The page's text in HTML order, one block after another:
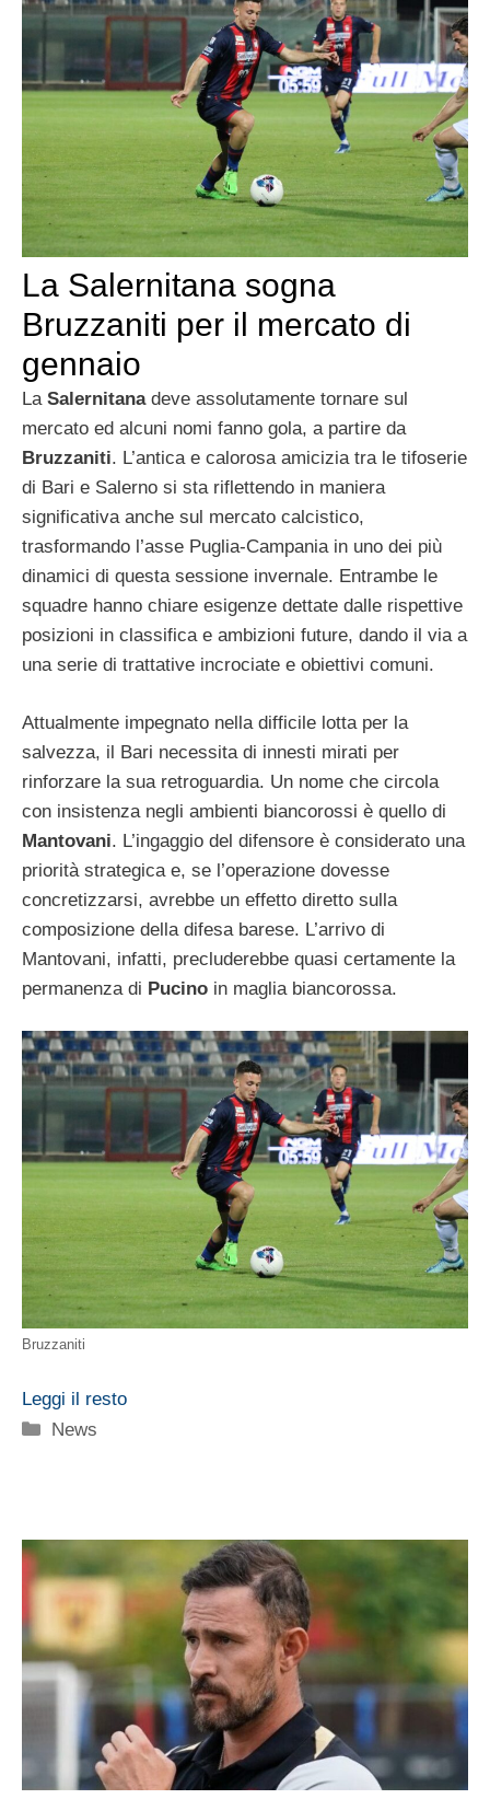
La Salernitana sogna
Bruzzaniti per il mercato di
gennaio
La Salernitanadeve assolutamente tornare sul
mercato ed alcuni nomi fanno gola, a partire da
Bruzzaniti. L’antica e calorosa amicizia tra le tifoserie
di Bari e Salerno si sta riflettendo in maniera
significativa anche sul mercato calcistico,
trasformando l’asse Puglia-Campania in uno dei più
dinamici di questa sessione invernale. Entrambe le
squadre hanno chiare esigenze dettate dalle rispettive
posizioni in classifica e ambizioni future, dando il via a
una serie di trattative incrociate e obiettivi comuni.
Attualmente impegnato nella difficile lotta per la
salvezza, il Bari necessita di innesti mirati per
rinforzare la sua retroguardia. Un nome che circola
con insistenza negli ambienti biancorossi è quello di
Mantovani. L’ingaggio del difensore è considerato una
priorità strategica e, se l’operazione dovesse
concretizzarsi, avrebbe un effetto diretto sulla
composizione della difesa barese. L’arrivo di
Mantovani, infatti, precluderebbe quasi certamente la
permanenza di Pucino in maglia biancorossa.
Bruzzaniti
Leggi il resto
Categorie
News